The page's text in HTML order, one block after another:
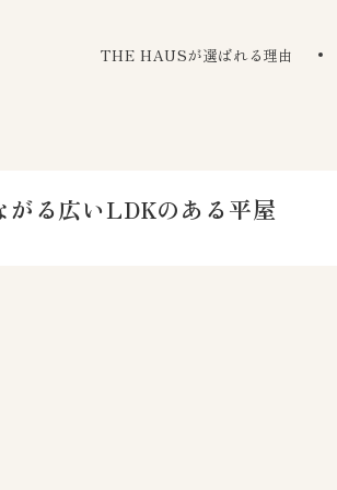
The HausTHE HAUSが選ばれる理由
がる広いLDKのある平屋